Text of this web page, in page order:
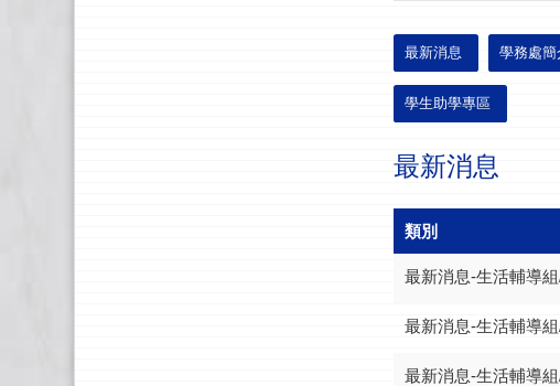
最新消息 學務處簡
學生助學專區
最新消息
類別
最新消息-生活輔導
最新消息-生活輔導
最新消息-生活輔導